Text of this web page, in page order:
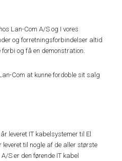
Lan-Com A/S og I vores
og forretningsforbindelser altid
forbi og få en demonstration.
Com at kunne fordoble sit salg
leveret IT kabelsystemer til El
til nogle af de aller største
S er den førende IT kabel